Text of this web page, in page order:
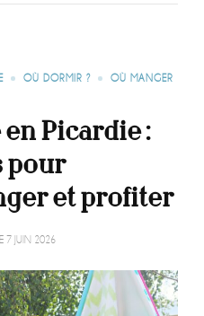
OÙ DORMIR ?
OÙ MANGER
en Picardie :
pour
et profiter
7 JUIN 2026